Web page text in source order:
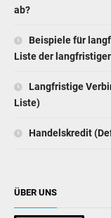
ab?
Beispiele für
Liste der
Langfristige
Liste)
Handelskredit
ÜBER UNS